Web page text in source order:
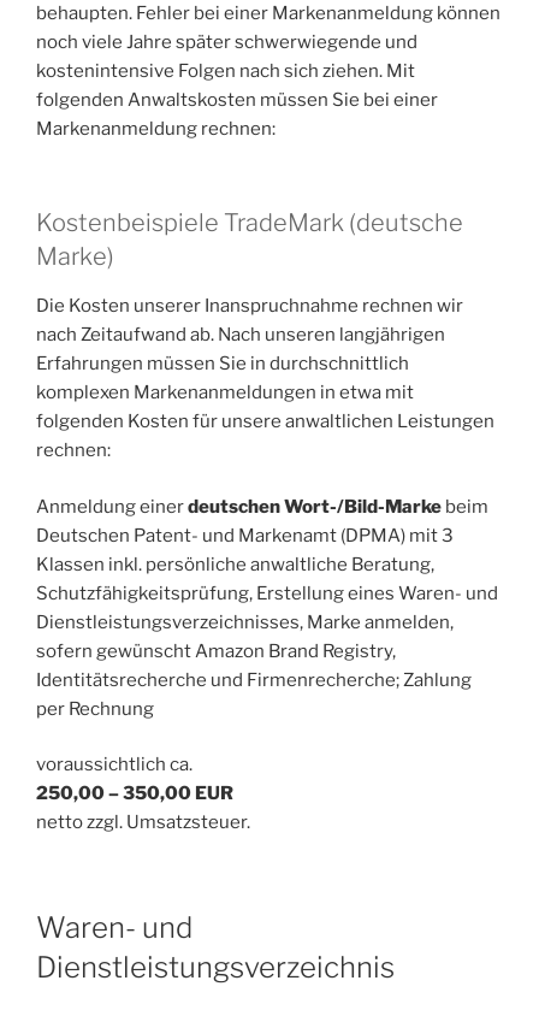
behaupten. Fehler bei einer Markenanmeldung können
noch viele Jahre später schwerwiegende und
kostenintensive Folgen nach sich ziehen. Mit
folgenden Anwaltskosten müssen Sie bei einer
Markenanmeldung rechnen:
Kostenbeispiele TradeMark (deutsche
Marke)
Die Kosten unserer Inanspruchnahme rechnen wir
nach Zeitaufwand ab. Nach unseren langjährigen
Erfahrungen müssen Sie in durchschnittlich
komplexen Markenanmeldungen in etwa mit
folgenden Kosten für unsere anwaltlichen Leistungen
rechnen:
Anmeldung einerdeutschen Wort-/Bild-Marke beim
Deutschen Patent- und Markenamt (DPMA) mit 3
Klassen inkl. persönliche anwaltliche Beratung,
Schutzfähigkeitsprüfung, Erstellung eines Waren- und
Dienstleistungs­verzeichnisses, Marke anmelden,
sofern gewünscht Amazon Brand Registry,
Identitätsrecherche und Firmenrecherche; Zahlung
per Rechnung
voraussichtlich ca.
250,00 – 350,00 EUR
netto zzgl. Umsatzsteuer.
Waren- und
Dienstleistungsverzeichnis